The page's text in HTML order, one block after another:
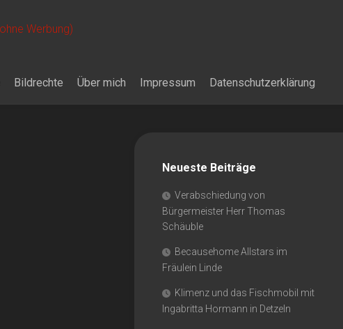
Werbung)
Bildrechte Über mich Impressum Datenschutzerklärung
Neueste Beiträge
Verabschiedung von
Bürgermeister Herr Thomas
Schäuble
Becausehome Allstars im
Fräulein Linde
Klimenz und das Fischmobil mit
Ingabritta Hormann in Detzeln